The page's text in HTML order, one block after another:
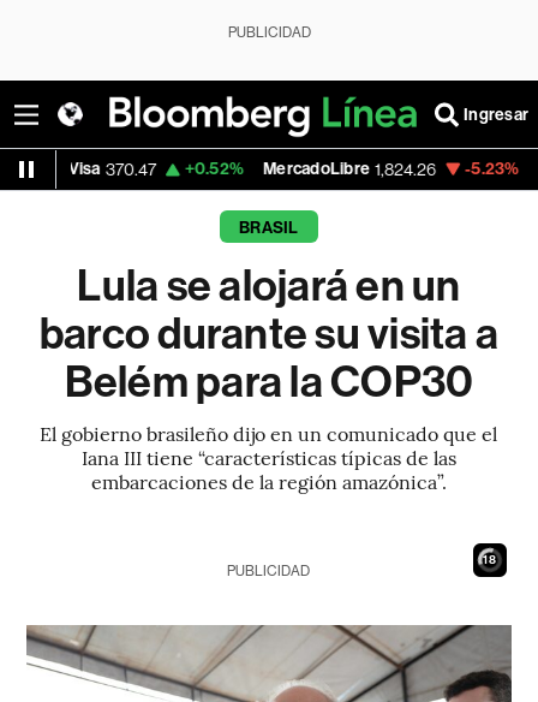
PUBLICIDAD
Ingresar
+0.52% MercadoLibre 1,824.26 -5.23% Banco de
BRASIL
Lula se alojará en un
barco durante su visita a
Belém para la COP30
El gobierno brasileño dijo en un comunicado que el
Iana III tiene “características típicas de las
embarcaciones de la región amazónica”.
17
PUBLICIDAD